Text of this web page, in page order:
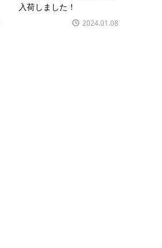
入荷しました！
2024.01.08